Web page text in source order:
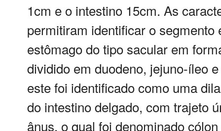
1cm e o intestino 15cm. As
permitiram identificar o
estômago do tipo sacular em
dividido em duodeno, jejuno-íleo
este foi identificado como uma
do intestino delgado, com trajeto
ânus, o qual foi denominado